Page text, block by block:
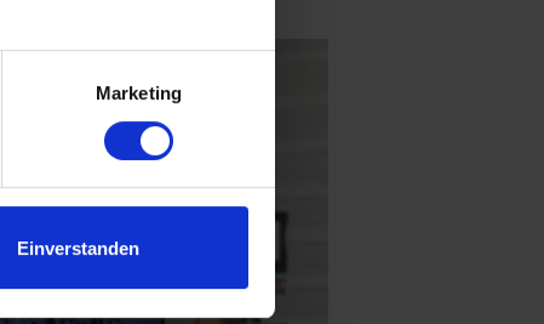
Marketing
Einverstanden